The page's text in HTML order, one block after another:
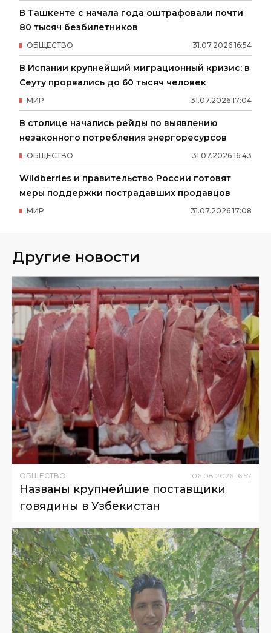
В Ташкенте с начала года оштрафовали почти
80 тысяч безбилетников
31.07.2026 16:54
ОБЩЕСТВО
В Испании крупнейший миграционный кризис: в
Сеуту прорвались до 60 тысяч человек
31.07.2026 17:04
МИР
В столице начались рейды по выявлению
незаконного потребления энергоресурсов
31.07.2026 16:43
ОБЩЕСТВО
Wildberries и правительство России готовят
меры поддержки пострадавших продавцов
31.07.2026 17:08
МИР
Другие новости
ОБЩЕСТВО 06.08.2026 16:57
Названы крупнейшие поставщики
говядины в Узбекистан